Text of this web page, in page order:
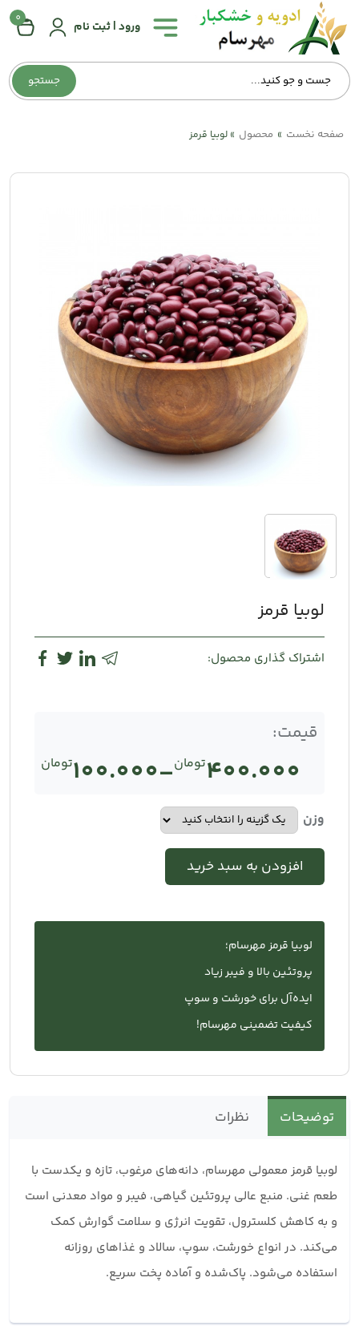
جستجو
ورود | ثبت نام
0
همه
دسته‌بندی‌ها
صفحه
اصلی
صفحه نخست » محصول » لوبیا قرمز
لوبیا قرمز
اشتراک گذاری محصول:
قیمت:
تومان400.000
– تومان100.000
وزن
افزودن به سبد خرید
لوبیا قرمز مهرسام؛
پروتئین بالا و فیبر زیاد
ایده‌آل برای خورشت و سوپ
کیفیت تضمینی مهرسام!
توضیحات نظرات
لوبیا قرمز معمولی مهرسام، دانه‌های مرغوب، تازه و یکدست با
طعم غنی. منبع عالی پروتئین گیاهی، فیبر و مواد معدنی است
و به کاهش کلسترول، تقویت انرژی و سلامت گوارش کمک
می‌کند. در انواع خورشت، سوپ، سالاد و غذاهای روزانه
استفاده می‌شود. پاک‌شده و آماده پخت سریع.